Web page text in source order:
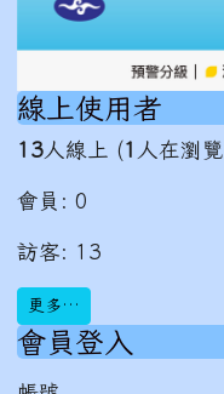
線上使用者
13 人線上 (1 人在瀏覽
會員: 0
訪客: 13
更多…
會員登入